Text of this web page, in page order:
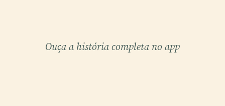
Ouça a história completa no app